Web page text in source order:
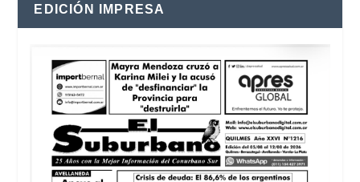
EDICIÓN IMPRESA